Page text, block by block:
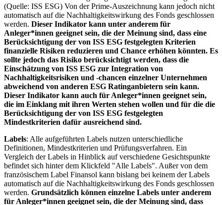
(Quelle: ISS ESG) Von der Prime-Auszeichnung kann jedoch nicht
automatisch auf die Nachhaltigkeitswirkung des Fonds geschlossen
werden. Dieser Indikator kann unter anderem für
Anleger*innen geeignet sein, die der Meinung sind, dass eine
Berücksichtigung der von ISS ESG festgelegten Kriterien
finanzielle Risiken reduzieren und Chance erhöhen könnten. Es
sollte jedoch das Risiko berücksichtigt werden, dass die
Einschätzung von ISS ESG zur Integration von
Nachhaltigkeitsrisiken und -chancen einzelner Unternehmen
abweichend von anderen ESG Ratinganbietern sein kann.
Dieser Indikator kann auch für Anleger*innen geeignet sein,
die im Einklang mit ihren Werten stehen wollen und für die die
Berücksichtigung der von ISS ESG festgelegten
Mindestkriterien dafür ausreichend sind.
Labels: Alle aufgeführten Labels nutzen unterschiedliche
Definitionen, Mindestkriterien und Prüfungsverfahren. Ein
Vergleich der Labels in Hinblick auf verschiedene Gesichtspunkte
befindet sich hinter dem Klickfeld "Alle Labels". Außer von dem
französischem Label Finansol kann bislang bei keinem der Labels
automatisch auf die Nachhaltigkeitswirkung des Fonds geschlossen
werden. Grundsätzlich können einzelne Labels unter anderem
für Anleger*innen geeignet sein, die der Meinung sind, dass